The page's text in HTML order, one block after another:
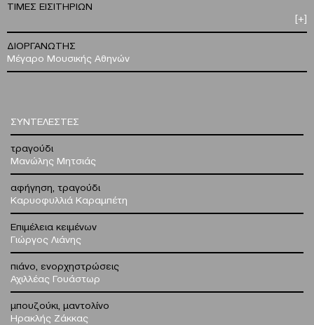
ΤΙΜΕΣ ΕΙΣΙΤΗΡΙΩΝ
[+]
ΔΙΟΡΓΑΝΩΤΗΣ
Μέγαρο Μουσικής Αθηνών
ΣΥΝΤΕΛΕΣΤΕΣ
τραγούδι
Μανώλης Μητσιάς
αφήγηση, τραγούδι
Καρυοφυλλιά Καραμπέτη
Επιμέλεια κειμένων
Γιώργος Λιάνης
πιάνο, ενορχηστρώσεις
Αχιλλέας Γουάστωρ
μπουζούκι, μαντολίνο
Ηρακλής Ζάκκας